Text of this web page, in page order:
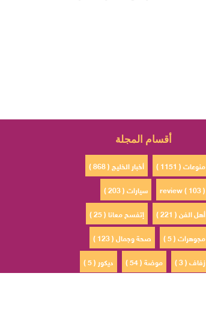
أقسام المجلة
أخبار الخليج ( 868 )
منوعات ( 1151 )
سيارات ( 203 )
review ( 103 )
إتفسح معانا ( 25 )
أهل الفن ( 221 )
صحة وجمال ( 123 )
مجوهرات ( 5 )
ديكور ( 5 )
موضة ( 54 )
زفاف ( 3 )